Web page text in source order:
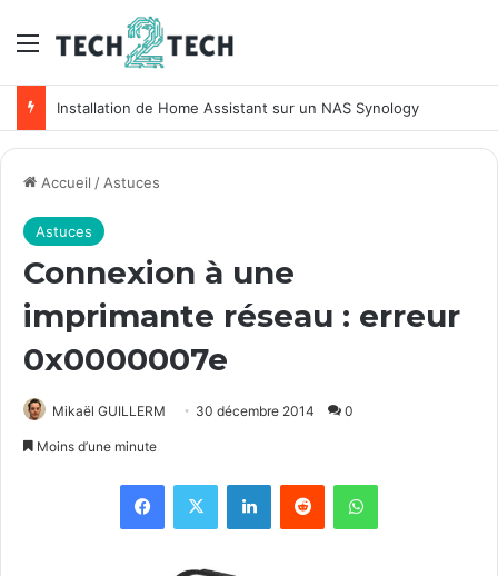
Menu
Installation de Home Assistant sur un NAS Synology
Accueil /Astuces
Astuces
Connexion à une
imprimante réseau : erreur
0x0000007e
Mikaël GUILLERM 30 décembre 2014 0
Moins d’une minute